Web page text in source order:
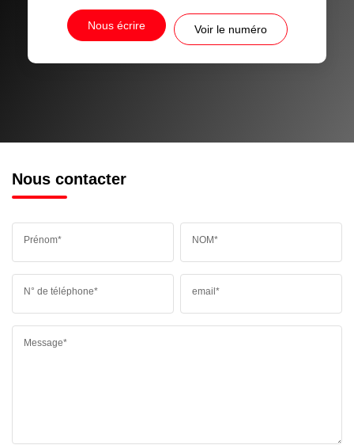
Nous écrire Voir le numéro
Nous contacter
Prénom* NOM*
N° de téléphone* email*
Message*